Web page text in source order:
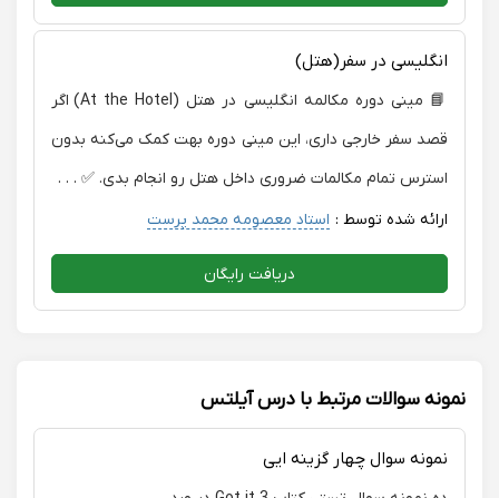
انگلیسی در سفر(هتل)
📘 مینی دوره مکالمه انگلیسی در هتل (At the Hotel) اگر
قصد سفر خارجی داری، این مینی دوره بهت کمک می‌کنه بدون
استرس تمام مکالمات ضروری داخل هتل رو انجام بدی. ✅ . . .
ارائه شده توسط : استاد معصومه محمد پرست
دریافت رایگان
نمونه سوالات مرتبط با درس آیلتس
نمونه سوال چهار گزینه ایی